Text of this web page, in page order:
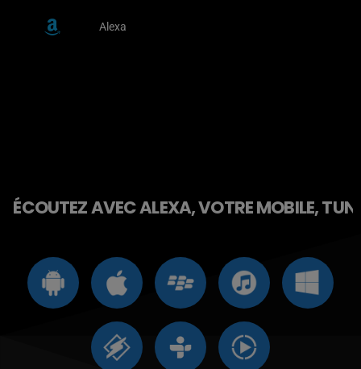
Alexa
ÉCOUTEZ AVEC ALEXA, VOTRE MOBILE,